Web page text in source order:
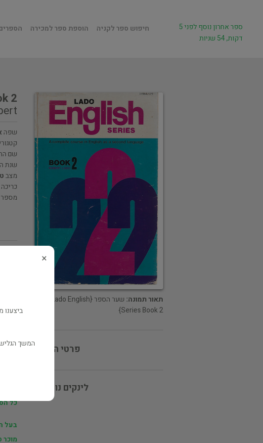
חיפוש ספר לקניה הוספת ספר למכירה
ספר אחרון נוסף לפני 5
דקות, 54 שניות
תאור תמונה:
שער הספר {Lado English
Series Book 2}
2
שפה
שם
שנת
מצב
כריכה
מספר
פרטי המוכר
לינקים נוספים
כל
בעל
×
ביצענו
המשך